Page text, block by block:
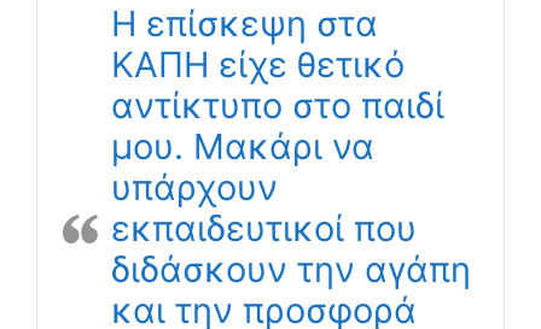
Η επίσκεψη στα
ΚΑΠΗ είχε θετικό
αντίκτυπο στο παιδί
μου. Μακάρι να
υπάρχουν
εκπαιδευτικοί που
διδάσκουν την αγάπη
και την προσφορά